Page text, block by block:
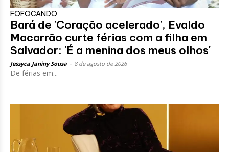
FOFOCANDO
Bará de 'Coração acelerado', Evaldo
Macarrão curte férias com a filha em
Salvador: 'É a menina dos meus olhos'
Jessyca Janiny Sousa 8 de agosto de 2026
De férias em...